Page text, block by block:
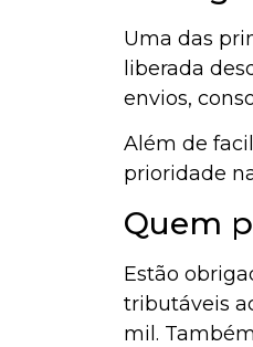
Uma das
liberada
envios,
Além de
prioridade
Quem
Estão
tributáveis
mil.